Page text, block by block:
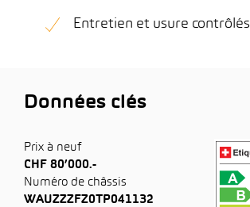
Entretien et usure contrôlés
Données clés
Prix à neuf
CHF 80’000.-
Numéro de châssis
WAUZZZFZ0TP041132